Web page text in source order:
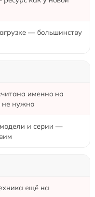
— большинству
именно на
не нужно
и серии —
ещё на